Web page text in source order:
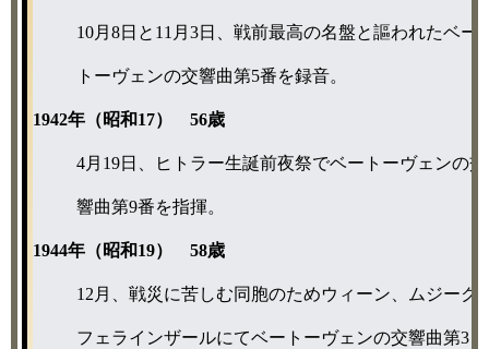
10月8日と11月3日、戦前最高の名盤と謳われたベー
トーヴェンの交響曲第5番を録音。
1942年（昭和17） 56歳
4月19日、ヒトラー生誕前夜祭でベートーヴェンの交
響曲第9番を指揮。
1944年（昭和19） 58歳
12月、戦災に苦しむ同胞のためウィーン、ムジーク
フェラインザールにてベートーヴェンの交響曲第3